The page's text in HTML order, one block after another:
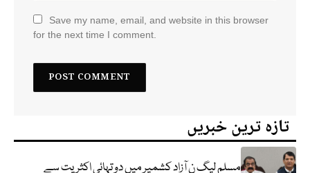
Save my name, email, and website in this browser
for the next time I comment.
تازہ ترین خبریں
مسلم لیگ ن آزاد کشمیر میں دو تہائی اکثریت سے